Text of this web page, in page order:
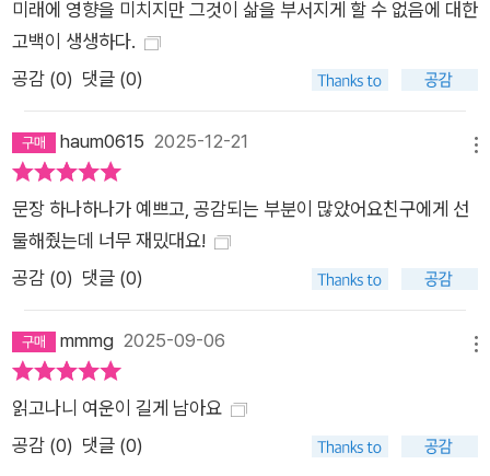
미래에 영향을 미치지만 그것이 삶을 부서지게 할 수 없음에 대한
고백이 생생하다.
공감 (0) 댓글 (0)
haum0615 2025-12-21
문장 하나하나가 예쁘고, 공감되는 부분이 많았어요친구에게 선
물해줬는데 너무 재밌대요!
공감 (0) 댓글 (0)
mmmg 2025-09-06
읽고나니 여운이 길게 남아요
공감 (0) 댓글 (0)